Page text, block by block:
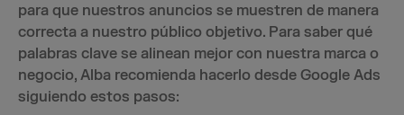
para que nuestros anuncios se muestren de manera
correcta a nuestro público objetivo. Para saber qué
palabras clave se alinean mejor con nuestra marca o
negocio, Alba recomienda hacerlo desde Google Ads
siguiendo estos pasos: